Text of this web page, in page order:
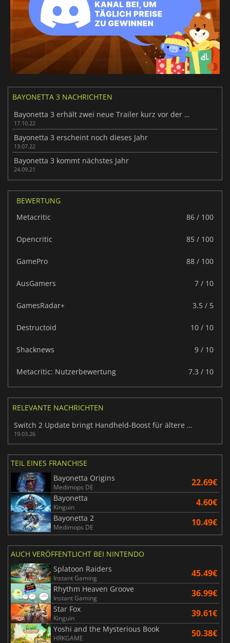
BAYONETTA 3 NACHRICHTEN
Bayonetta 3 erhält zwei neue Trailer kurz vor der Veröffentlichung
17.10.22
Bayonetta 3 erscheint noch dieses Jahr
13.07.22
Bayonetta 3 kommt nächstes Jahr
24.09.21
BEWERTUNG
Metacritic
86 / 100
Opencritic 85 / 100
GamePro 88 / 100
AusGamers 7 / 10
GamesRadar+ 3.5 / 5
Destructoid 10 / 10
Shacknews 9 / 10
Metacritic: Nutzerbewertung 7.3 / 10
RELEVANTE NACHRICHTEN
Switch 2 Update bringt Handheld-Boost für ältere Switch-Games
19.03.26
TEIL EINES FRANCHISE
Bayonetta Origins
Medimops DE 22.69€
Bayonetta
Kinguin 4.60€
Bayonetta 2
Medimops DE 10.49€
AUCH VERÖFFENTLICHT BEI NINTENDO
Splatoon Raiders
Instant Gaming 45.49€
Rhythm Heaven Groove
Instant Gaming 36.99€
Star Fox
Kinguin 39.61€
Yoshi and the Mysterious Book
HRKGAME 50.38€